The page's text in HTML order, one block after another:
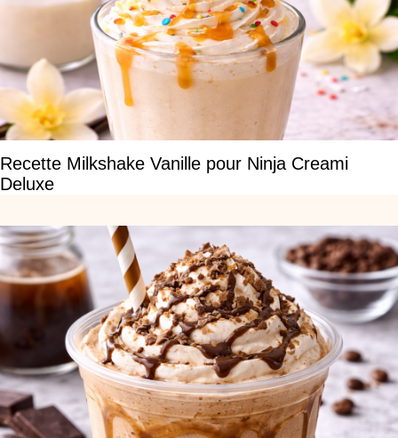
Recette Milkshake Vanille pour Ninja Creami
Deluxe